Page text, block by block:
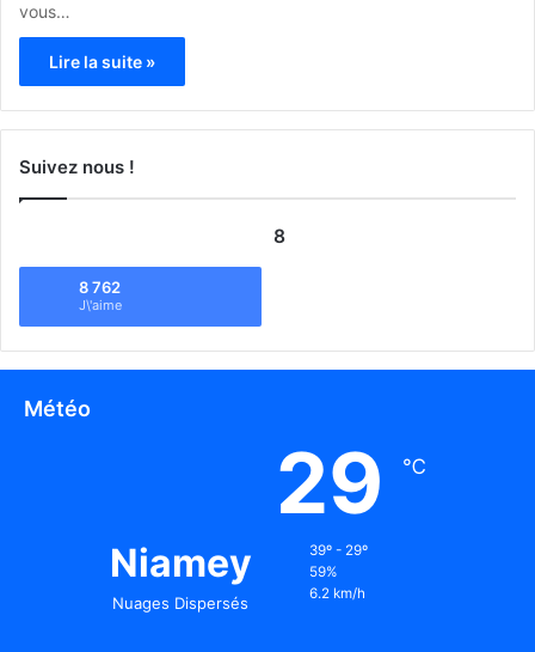
vous…
Lire la suite »
Suivez nous !
8
8 762
J\'aime
Météo
Niamey
Nuages Dispersés
29 ℃
39º - 29º
59%
6.2 km/h